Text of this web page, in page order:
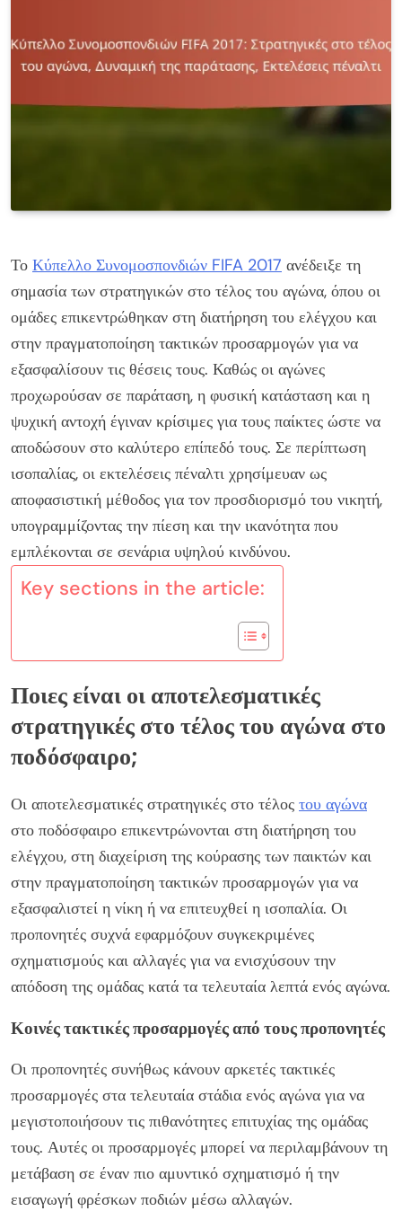
Το Κύπελλο Συνομοσπονδιών FIFA 2017 ανέδειξε τη
σημασία των στρατηγικών στο τέλος του αγώνα, όπου οι
ομάδες επικεντρώθηκαν στη διατήρηση του ελέγχου και
στην πραγματοποίηση τακτικών προσαρμογών για να
εξασφαλίσουν τις θέσεις τους. Καθώς οι αγώνες
προχωρούσαν σε παράταση, η φυσική κατάσταση και η
ψυχική αντοχή έγιναν κρίσιμες για τους παίκτες ώστε να
αποδώσουν στο καλύτερο επίπεδό τους. Σε περίπτωση
ισοπαλίας, οι εκτελέσεις πέναλτι χρησίμευαν ως
αποφασιστική μέθοδος για τον προσδιορισμό του νικητή,
υπογραμμίζοντας την πίεση και την ικανότητα που
εμπλέκονται σε σενάρια υψηλού κινδύνου.
Key sections in the article:
Ποιες είναι οι αποτελεσματικές
στρατηγικές στο τέλος του αγώνα στο
ποδόσφαιρο;
Οι αποτελεσματικές στρατηγικές στο τέλος του αγώνα
στο ποδόσφαιρο επικεντρώνονται στη διατήρηση του
ελέγχου, στη διαχείριση της κούρασης των παικτών και
στην πραγματοποίηση τακτικών προσαρμογών για να
εξασφαλιστεί η νίκη ή να επιτευχθεί η ισοπαλία. Οι
προπονητές συχνά εφαρμόζουν συγκεκριμένες
σχηματισμούς και αλλαγές για να ενισχύσουν την
απόδοση της ομάδας κατά τα τελευταία λεπτά ενός αγώνα.
Κοινές τακτικές προσαρμογές από τους προπονητές
Οι προπονητές συνήθως κάνουν αρκετές τακτικές
προσαρμογές στα τελευταία στάδια ενός αγώνα για να
μεγιστοποιήσουν τις πιθανότητες επιτυχίας της ομάδας
τους. Αυτές οι προσαρμογές μπορεί να περιλαμβάνουν τη
μετάβαση σε έναν πιο αμυντικό σχηματισμό ή την
εισαγωγή φρέσκων ποδιών μέσω αλλαγών.